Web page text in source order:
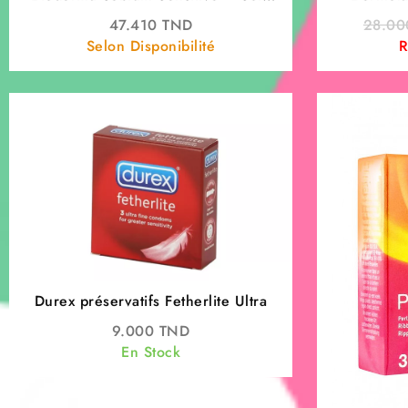
Apaisant Anti-Imperfections 30 ml
47.410TND
Selon Disponibilité
Durex préservatifs Fetherlite Ultra
9.000 TND
En Stock